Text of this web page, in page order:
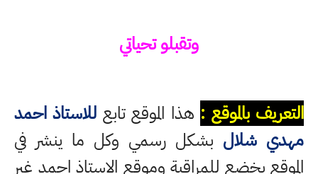
وتقبلو تحياتي
التعريف بالموقع : هذا الموقع تابع للاستاذ احمد
مهدي شلال بشكل رسمي وكل ما ينشر في
الموقع يخضع للمراقبة وموقع الاستاذ احمد غير